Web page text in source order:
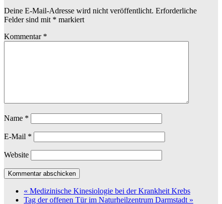
Deine E-Mail-Adresse wird nicht veröffentlicht. Erforderliche
Felder sind mit * markiert
Kommentar *
Name *
E-Mail *
Website
« Medizinische Kinesiologie bei der Krankheit Krebs
Tag der offenen Tür im Naturheilzentrum Darmstadt »